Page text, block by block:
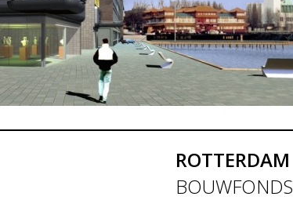
ROTTERDAM
BOUWFONDS